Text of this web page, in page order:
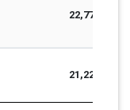
22,772,656
21,225,046